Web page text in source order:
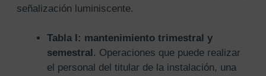
señalización luminiscente.
Tabla I: mantenimiento trimestral y
semestral. Operaciones que puede realizar
el personal del titular de la instalación, una